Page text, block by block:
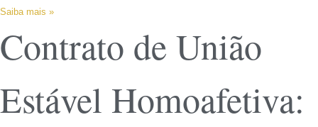
Saiba mais »
Contrato de União
Estável Homoafetiva: